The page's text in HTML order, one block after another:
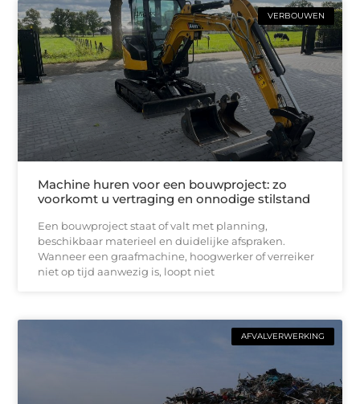
VERBOUWEN
Machine huren voor een bouwproject: zo
voorkomt u vertraging en onnodige stilstand
Een bouwproject staat of valt met planning,
beschikbaar materieel en duidelijke afspraken.
Wanneer een graafmachine, hoogwerker of verreiker
niet op tijd aanwezig is, loopt niet
AFVALVERWERKING